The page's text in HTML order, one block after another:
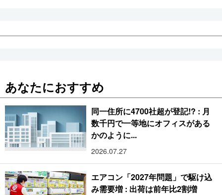
あなたにおすすめ
同一住所に4700社超が登記!? : 月
数千円で一等地にオフィスがある
かのように...
2026.07.27
エアコン「2027年問題」で駆け込
み需要増 : 出荷は前年比2割増